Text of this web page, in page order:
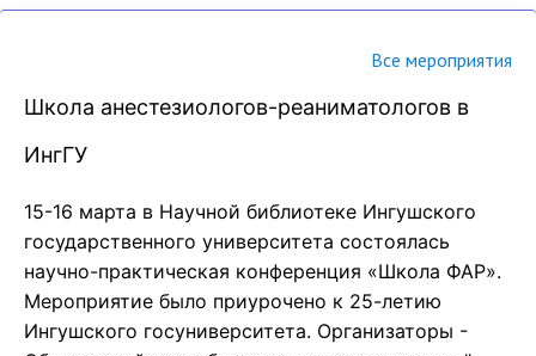
Все мероприятия
Школа анестезиологов-реаниматологов в
ИнгГУ
15-16 марта в Научной библиотеке Ингушского
государственного университета состоялась
научно-практическая конференция «Школа ФАР».
Мероприятие было приурочено к 25-летию
Ингушского госуниверситета. Организаторы -